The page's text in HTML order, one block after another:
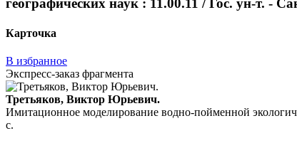
географических наук : 11.00.11 / Гос. ун-т. -
Карточка
В избранное
Экспресс-заказ фрагмента
Третьяков, Виктор Юрьевич.
Имитационное моделирование водно-пойменной
с.